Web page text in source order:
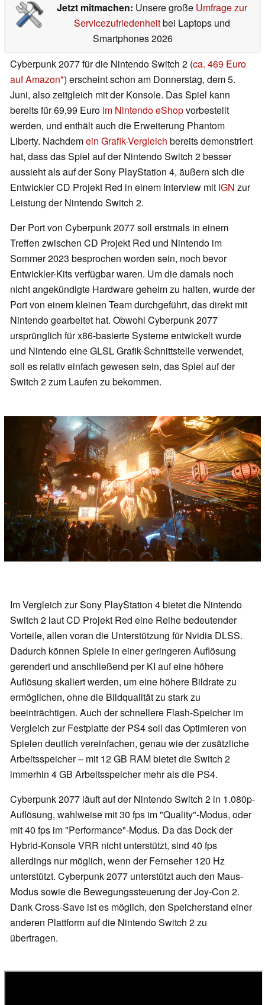
Jetzt mitmachen: Unsere große Umfrage zur
Servicezufriedenheitbei Laptops und
Smartphones 2026
Cyberpunk 2077 für die Nintendo Switch 2 (ca. 469 Euro
auf Amazon ) erscheint schon am Donnerstag, dem 5.
Juni, also zeitgleich mit der Konsole. Das Spiel kann
bereits für 69,99 Euro im Nintendo eShopvorbestellt
werden, und enthält auch die Erweiterung Phantom
Liberty. Nachdemein Grafik-Vergleich bereits demonstriert
hat, dass das Spiel auf der Nintendo Switch 2 besser
aussieht als auf der Sony PlayStation 4, äußern sich die
Entwickler CD Projekt Red in einem Interview mit IGN zur
Leistung der Nintendo Switch 2.
Der Port von Cyberpunk 2077 soll erstmals in einem
Treffen zwischen CD Projekt Red und Nintendo im
Sommer 2023 besprochen worden sein, noch bevor
Entwickler-Kits verfügbar waren. Um die damals noch
nicht angekündigte Hardware geheim zu halten, wurde der
Port von einem kleinen Team durchgeführt, das direkt mit
Nintendo gearbeitet hat. Obwohl Cyberpunk 2077
ursprünglich für x86-basierte Systeme entwickelt wurde
und Nintendo eine GLSL Grafik-Schnittstelle verwendet,
soll es relativ einfach gewesen sein, das Spiel auf der
Switch 2 zum Laufen zu bekommen.
Im Vergleich zur Sony PlayStation 4 bietet die Nintendo
Switch 2 laut CD Projekt Red eine Reihe bedeutender
Vorteile, allen voran die Unterstützung für Nvidia DLSS.
Dadurch können Spiele in einer geringeren Auflösung
gerendert und anschließend per KI auf eine höhere
Auflösung skaliert werden, um eine höhere Bildrate zu
ermöglichen, ohne die Bildqualität zu stark zu
beeinträchtigen. Auch der schnellere Flash-Speicher im
Vergleich zur Festplatte der PS4 soll das Optimieren von
Spielen deutlich vereinfachen, genau wie der zusätzliche
Arbeitsspeicher – mit 12 GB RAM bietet die Switch 2
immerhin 4 GB Arbeitsspeicher mehr als die PS4.
Cyberpunk 2077 läuft auf der Nintendo Switch 2 in 1.080p-
Auflösung, wahlweise mit 30 fps im "Quality"-Modus, oder
mit 40 fps im "Performance"-Modus. Da das Dock der
Hybrid-Konsole VRR nicht unterstützt, sind 40 fps
allerdings nur möglich, wenn der Fernseher 120 Hz
unterstützt. Cyberpunk 2077 unterstützt auch den Maus-
Modus sowie die Bewegungssteuerung der Joy-Con 2.
Dank Cross-Save ist es möglich, den Speicherstand einer
anderen Plattform auf die Nintendo Switch 2 zu
übertragen.